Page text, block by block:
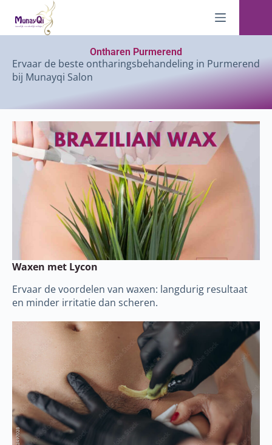
Ontharen Purmerend
Ervaar de beste ontharingsbehandeling in Purmerend
bij Munayqi Salon
Waxen met Lycon
Ervaar de voordelen van waxen: langdurig resultaat
en minder irritatie dan scheren.